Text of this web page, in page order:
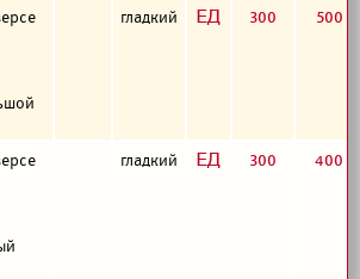
гладкий з 300 500
гладкий з 300 400